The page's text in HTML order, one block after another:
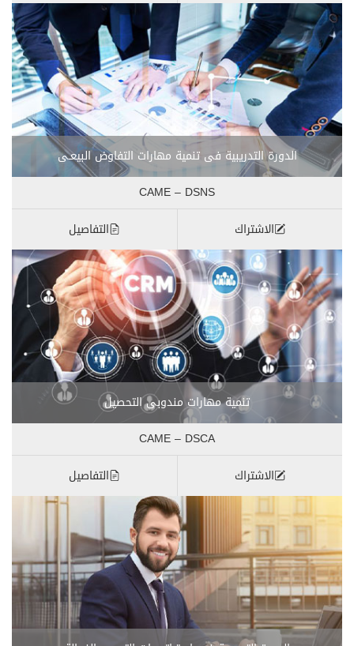
الدورة التدريبية فى تنمية مهارات التفاوض البيعـى
CAME – DSNS
الاشتراك
التفاصيل
تنمية مهارات مندوبى التحصيل
CAME – DSCA
الاشتراك
التفاصيل